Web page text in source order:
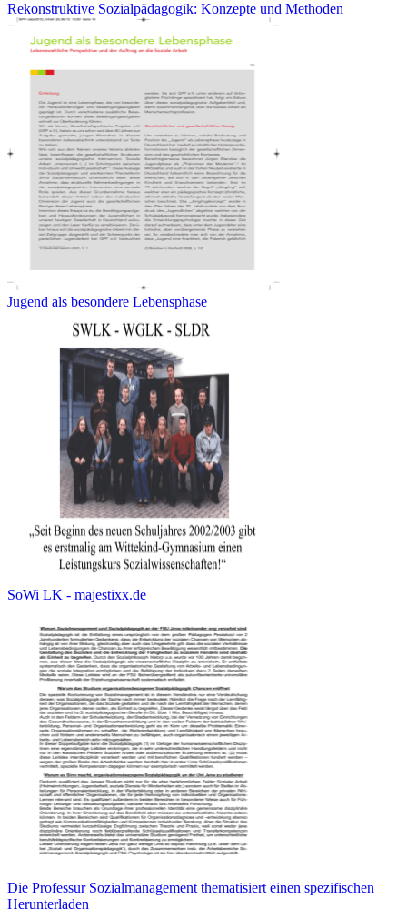
Rekonstruktive Sozialpädagogik: Konzepte und Methoden
Jugend als besondere Lebensphase
SoWi LK - majestixx.de
Die Professur Sozialmanagement thematisiert einen spezifischen
Herunterladen